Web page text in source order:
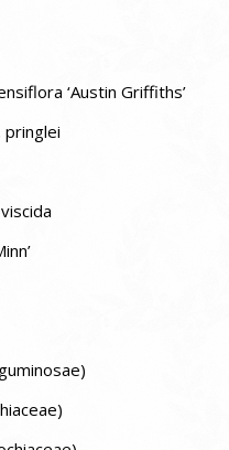
‘Austin Griffiths’